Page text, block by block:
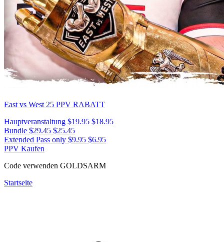
East vs West 25 PPV RABATT
Hauptveranstaltung $19.95 $18.95
Bundle $29.45 $25.45
Extended Pass only $9.95 $6.95
PPV Kaufen
Code verwenden GOLDSARM
Startseite